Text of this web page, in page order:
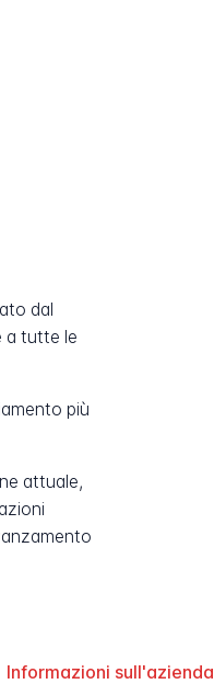
dal
a tutte le
più
attuale,
Informazioni sull'azienda